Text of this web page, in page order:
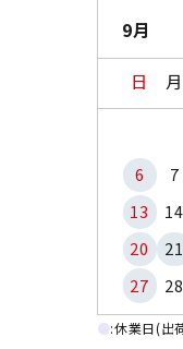
9月
日 月
6
7
13
14
20
21
27
28
●:休業日(出